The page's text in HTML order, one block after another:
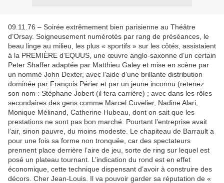
09.11.76 – Soirée extrêmement bien parisienne au Théâtre
d’Orsay. Soigneusement numérotés par rang de préséances, le
beau linge au milieu, les plus « sportifs » sur les côtés, assistaient
à la PREMIÈRE d’EQUUS, une œuvre anglo-saxonne d’un certain
Peter Shaffer adaptée par Matthieu Galey et mise en scène par
un nommé John Dexter, avec l’aide d’une brillante distribution
dominée par François Périer et par un jeune inconnu (retenez
son nom : Stéphane Jobert (il fera carrière) ; avec dans les rôles
secondaires des gens comme Marcel Cuvelier, Nadine Alari,
Monique Mélinand, Catherine Hubeau, dont on sait que les
prestations ne sont pas bon marché. Pourtant l’entreprise avait
l’air, sinon pauvre, du moins modeste. Le chapiteau de Barrault a
pour une fois sa forme non tronquée, car des spectateurs
prennent place derrière l’aire de jeu, sorte de ring sur lequel est
posé un plateau tournant. L’indication du rond est en effet
économique, cette technique dispensant d’avoir à construire des
décors. Cher Jean-Louis. Il va pouvoir garder sa réputation de «